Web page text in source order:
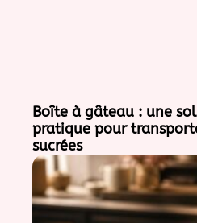
Boîte à gâteau : une
pratique pour
sucrées